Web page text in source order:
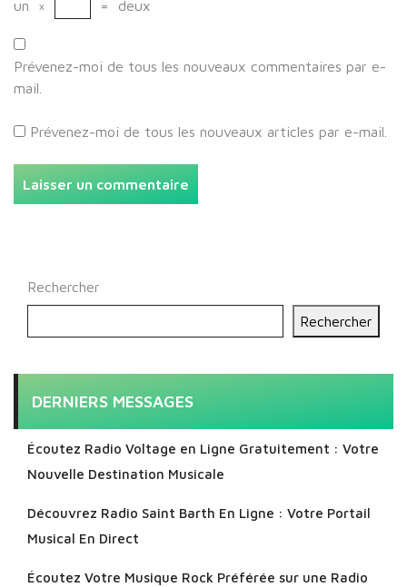
un × = deux
Prévenez-moi de tous les nouveaux commentaires par e-
mail.
Prévenez-moi de tous les nouveaux articles par e-mail.
Rechercher
Rechercher
DERNIERS MESSAGES
Écoutez Radio Voltage en Ligne Gratuitement : Votre
Nouvelle Destination Musicale
Découvrez Radio Saint Barth En Ligne : Votre Portail
Musical En Direct
Écoutez Votre Musique Rock Préférée sur une Radio